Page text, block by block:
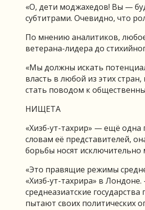
«О, дети моджахедов! Вы —
субтитрами. Очевидно, что
По мнению аналитиков,
ветерана-лидера до
«Мы должны искать
власть в любой из этих
стать поводом к
НИЩЕТА
«Хизб-ут-тахрир» — ещё одна
словам её представителей,
борьбы носят исключительно
«Это правящие режимы
«Хизб-ут-тахрира» в
среднеазиатские
пытают своих политических